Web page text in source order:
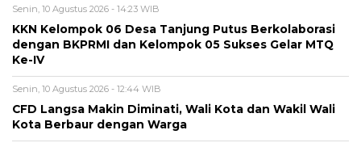
Senin, 10 Agustus 2026 - 14:23 WIB
KKN Kelompok 06 Desa Tanjung Putus Berkolaborasi
dengan BKPRMI dan Kelompok 05 Sukses Gelar MTQ
Ke-IV
Senin, 10 Agustus 2026 - 12:44 WIB
CFD Langsa Makin Diminati, Wali Kota dan Wakil Wali
Kota Berbaur dengan Warga